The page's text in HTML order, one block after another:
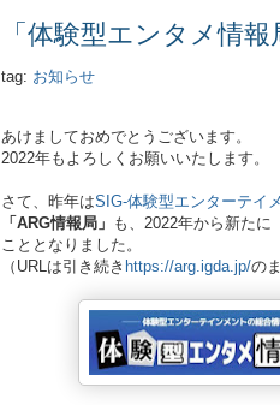
「体験型エンタメ情
tag: お知らせ
あけましておめでとうございます。
2022年もよろしくお願いいたします。
さて、昨年はSIG-体験型エンターテイ
「ARG情報局」 も、2022年から新たに
こととなりました。
（URLは引き続き https://arg.igda.jp/の